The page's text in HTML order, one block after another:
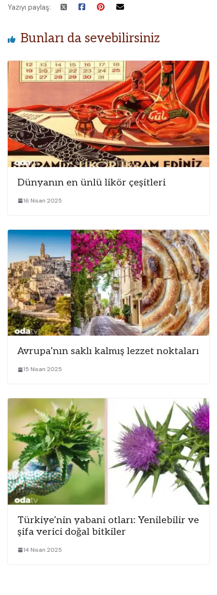
Yazıyı paylaş:
Bunları da sevebilirsiniz
Dünyanın en ünlü likör çeşitleri
16 Nisan 2025
Avrupa’nın saklı kalmış lezzet noktaları
15 Nisan 2025
Türkiye’nin yabani otları: Yenilebilir ve
şifa verici doğal bitkiler
14 Nisan 2025